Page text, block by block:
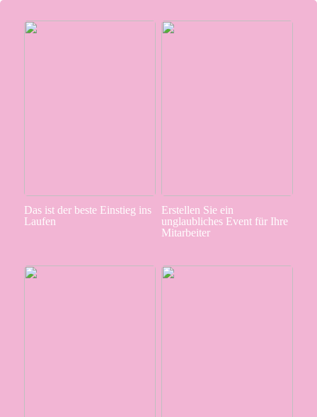
Das ist der beste Einstieg ins
Laufen
Erstellen Sie ein
unglaubliches Event für Ihre
Mitarbeiter